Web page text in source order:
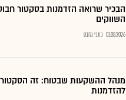
הבכיר שרואה הזדמנות בסקטור
השווקים
01.08.2026 כתבי גלובס
מנהל ההשקעות שבטוח: זה
להזדמנות